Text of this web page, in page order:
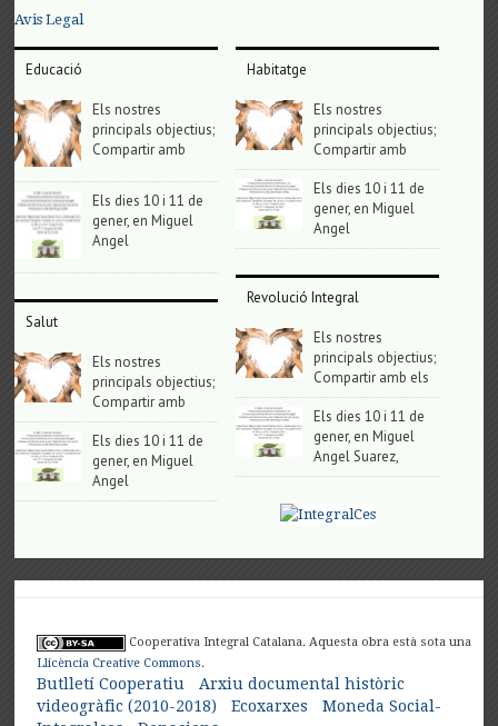
Avis Legal
Educació
Els nostres
principals objectius;
Compartir amb
Els dies 10 i 11 de
gener, en Miguel
Angel
Salut
Els nostres
principals objectius;
Compartir amb
Els dies 10 i 11 de
gener, en Miguel
Angel
Habitatge
Els nostres
principals objectius;
Compartir amb
Els dies 10 i 11 de
gener, en Miguel
Angel
Revolució Integral
Els nostres
principals objectius;
Compartir amb els
Els dies 10 i 11 de
gener, en Miguel
Angel Suarez,
Cooperativa Integral Catalana. Aquesta obra està sota una
Llicència Creative Commons.
Butlletí Cooperatiu
Arxiu documental històric
videogràfic (2010-2018)
Ecoxarxes
Moneda Social-